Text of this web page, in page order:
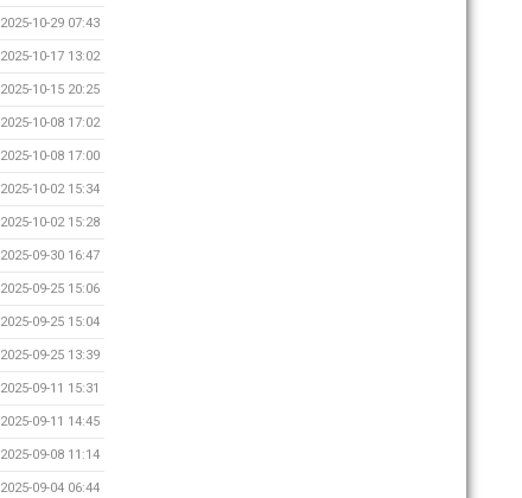
2025-10-29 07:43
2025-10-17 13:02
2025-10-15 20:25
2025-10-08 17:02
2025-10-08 17:00
2025-10-02 15:34
2025-10-02 15:28
2025-09-30 16:47
2025-09-25 15:06
2025-09-25 15:04
2025-09-25 13:39
2025-09-11 15:31
2025-09-11 14:45
2025-09-08 11:14
2025-09-04 06:44